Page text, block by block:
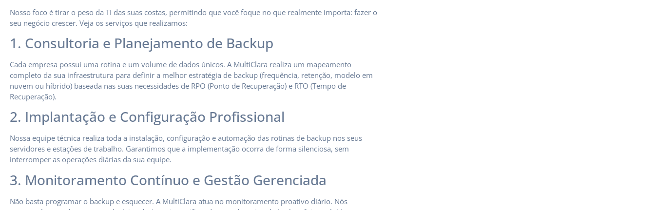
Nosso foco é tirar o peso da TI das suas costas, permitindo que você foque no que realmente importa: fazer o
seu negócio crescer. Veja os serviços que realizamos:
1. Consultoria e Planejamento de Backup
Cada empresa possui uma rotina e um volume de dados únicos. A MultiClara realiza um mapeamento
completo da sua infraestrutura para definir a melhor estratégia de backup (frequência, retenção, modelo em
nuvem ou híbrido) baseada nas suas necessidades de RPO (Ponto de Recuperação) e RTO (Tempo de
Recuperação).
2. Implantação e Configuração Profissional
Nossa equipe técnica realiza toda a instalação, configuração e automação das rotinas de backup nos seus
servidores e estações de trabalho. Garantimos que a implementação ocorra de forma silenciosa, sem
interromper as operações diárias da sua equipe.
3. Monitoramento Contínuo e Gestão Gerenciada
Não basta programar o backup e esquecer. A MultiClara atua no monitoramento proativo diário. Nós